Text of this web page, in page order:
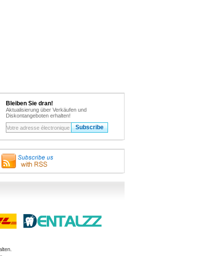
Bleiben Sie dran!
Aktualisierung über Verkäufen und
Diskontangeboten erhalten!